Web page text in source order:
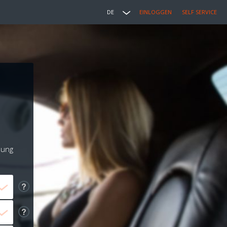
DE EINLOGGEN SELF SERVICE